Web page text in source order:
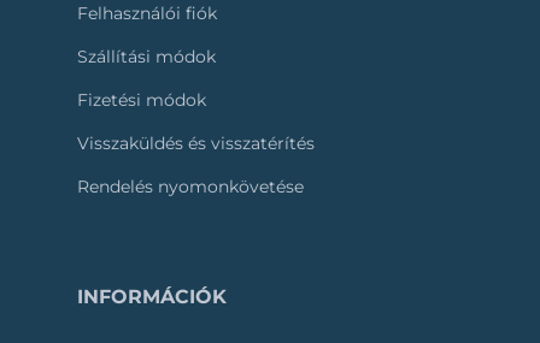
Felhasználói fiók
Szállítási módok
Fizetési módok
Visszaküldés és visszatérítés
Rendelés nyomonkövetése
INFORMÁCIÓK